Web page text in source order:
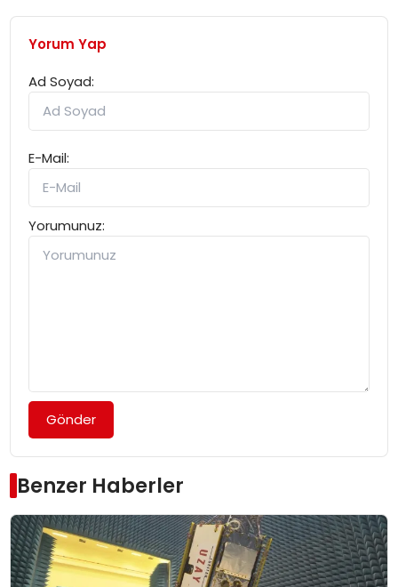
Yorum Yap
Ad Soyad:
E-Mail:
Yorumunuz:
Gönder
Benzer Haberler